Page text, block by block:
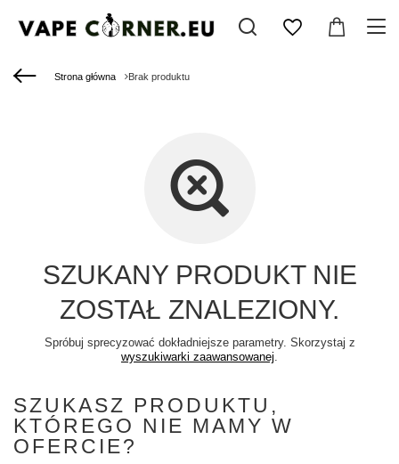
Strona główna Brak produktu
SZUKANY PRODUKT NIE
ZOSTAŁ ZNALEZIONY.
Spróbuj sprecyzować dokładniejsze parametry. Skorzystaj z
wyszukiwarki zaawansowanej.
SZUKASZ PRODUKTU,
KTÓREGO NIE MAMY W
OFERCIE?